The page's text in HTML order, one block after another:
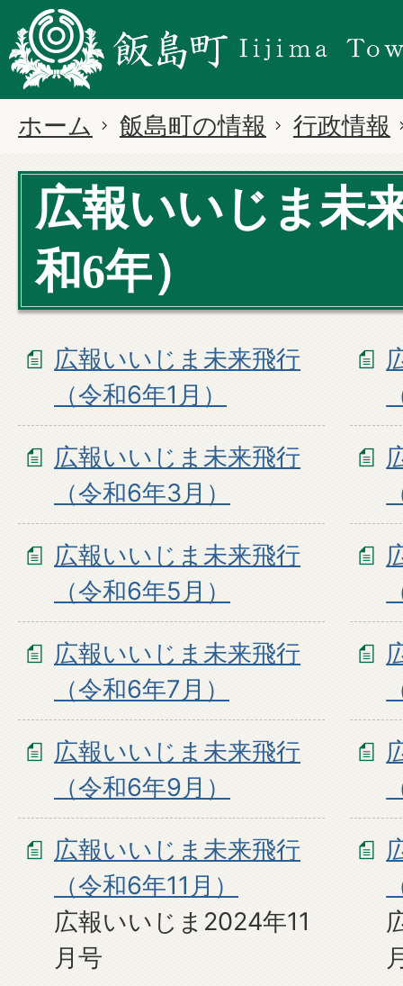
ホーム 飯島町の情報 行政情報
広報いいじま未
和6年）
広報いいじま未来飛行
（令和6年1月）
広報いいじま未来飛行
（令和6年3月）
広報いいじま未来飛行
（令和6年5月）
広報いいじま未来飛行
（令和6年7月）
広報いいじま未来飛行
（令和6年9月）
広報いいじま未来飛行
（令和6年11月）
広報いいじま2024年11
月号